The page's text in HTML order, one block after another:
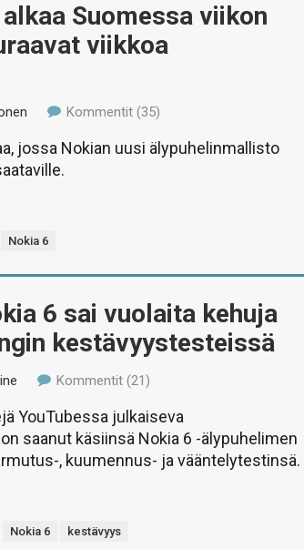
Suomessa viikon
viikkoa
Kommentit (35)
jossa Nokian uusi älypuhelinmallisto
Nokia 6
6 sai vuolaita kehuja
kestävyystesteissä
Kommentit (21)
YouTubessa julkaiseva
saanut käsiinsä Nokia 6 -älypuhelimen
, kuumennus- ja vääntelytestinsä.
Nokia 6 kestävyys